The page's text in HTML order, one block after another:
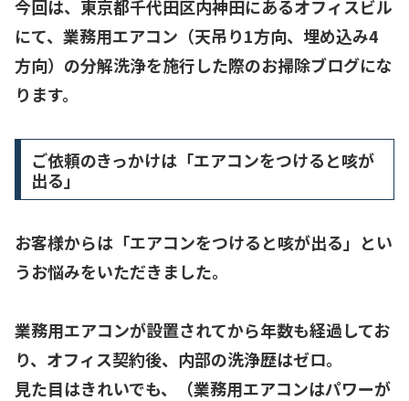
今回は、東京都千代田区内神田にあるオフィスビル
にて、 業務用エアコン（天吊り1方向、埋め込み4
方向）の分解洗浄を施行した際のお掃除ブログにな
ります。
ご依頼のきっかけは「エアコンをつけると咳が
出る」
お客様からは「エアコンをつけると咳が出る 」とい
うお悩みをいただきました。
業務用エアコンが設置されてから年数も経過してお
り、オフィス契約後、 内部の洗浄歴はゼロ。
見た目はきれいでも、（業務用エアコンはパワーが